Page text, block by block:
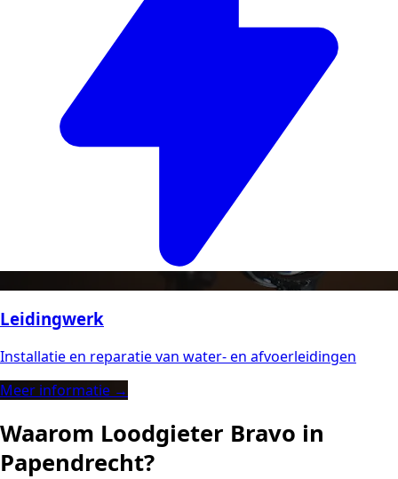
Leidingwerk
Installatie en reparatie van water- en afvoerleidingen
Meer informatie →
Waarom Loodgieter Bravo in
Papendrecht?